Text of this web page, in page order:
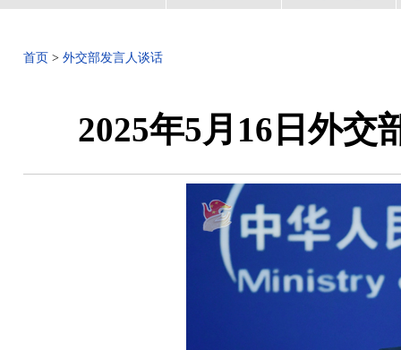
首页 > 外交部发言人谈话
2025年5月16日外交